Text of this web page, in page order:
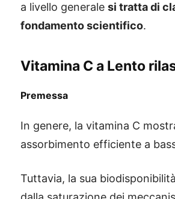
a livello generale si tratta di
fondamento scientifico.
Vitamina C a Lento
Premessa
In genere, la vitamina C
assorbimento efficiente a
Tuttavia, la sua